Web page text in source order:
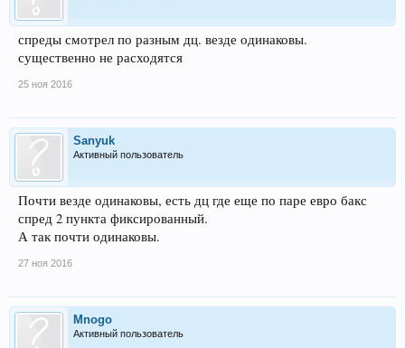
спреды смотрел по разным дц. везде одинаковы.
существенно не расходятся
25 ноя 2016
Sanyuk
Активный пользователь
Почти везде одинаковы, есть дц где еще по паре евро бакс
спред 2 пункта фиксированный.
А так почти одинаковы.
27 ноя 2016
Mnogo
Активный пользователь